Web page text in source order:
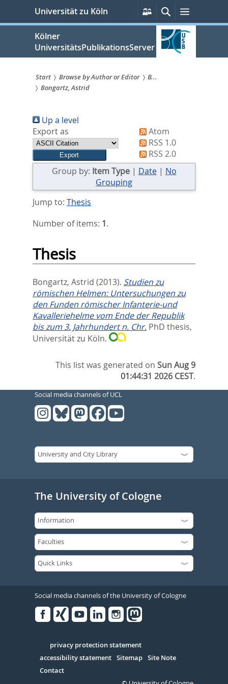
springen
Universität zu Köln
Persönliche
Services
SucheMenü
Kölner
UniversitätsPublikationsServer
Sie
sind
hier:
Start Browse by Author or Editor
B...
Bongartz, Astrid
Up a level
Export as
Atom
RSS 1.0
RSS 2.0
Group by: Item Type| Date| No
Grouping
Jump to: Thesis
Number of items: 1.
Thesis
Bongartz, Astrid (2013). Studien zu
römischen Helmen: Untersuchungen zu
den Funden römischer Infanterie-und
Kavalleriehelme vom Ende der Republik
bis zum 3. Jahrhundert n. Chr. PhD thesis,
Universität zu Köln.
This list was generated onSun Aug 9
01:44:31 2026 CEST.
Social media channels of UCL
The University of Cologne
Social media channels of the University of Cologne
Serivce
privacy protection statement
accessibility statement Sitemap Site Note
Contact